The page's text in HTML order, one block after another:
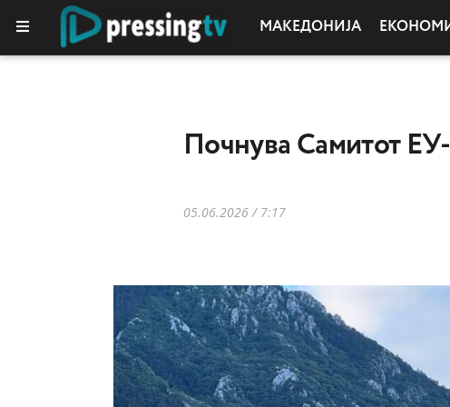
МАКЕДОНИЈА
Почнува Самитот
05.06.2026 / 7:17